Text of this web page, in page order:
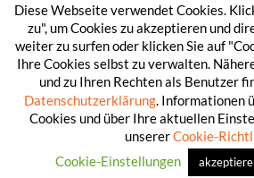
Diese Webseite verwendet Cookies.
zu", um Cookies zu akzeptieren und
weiter zu surfen oder klicken Sie auf
Ihre Cookies selbst zu verwalten.
und zu Ihren Rechten als Benutzer
Datenschutzerklärung . Informationen
Cookies und über Ihre aktuellen
unsererCookie-
Cookie-Einstellungen